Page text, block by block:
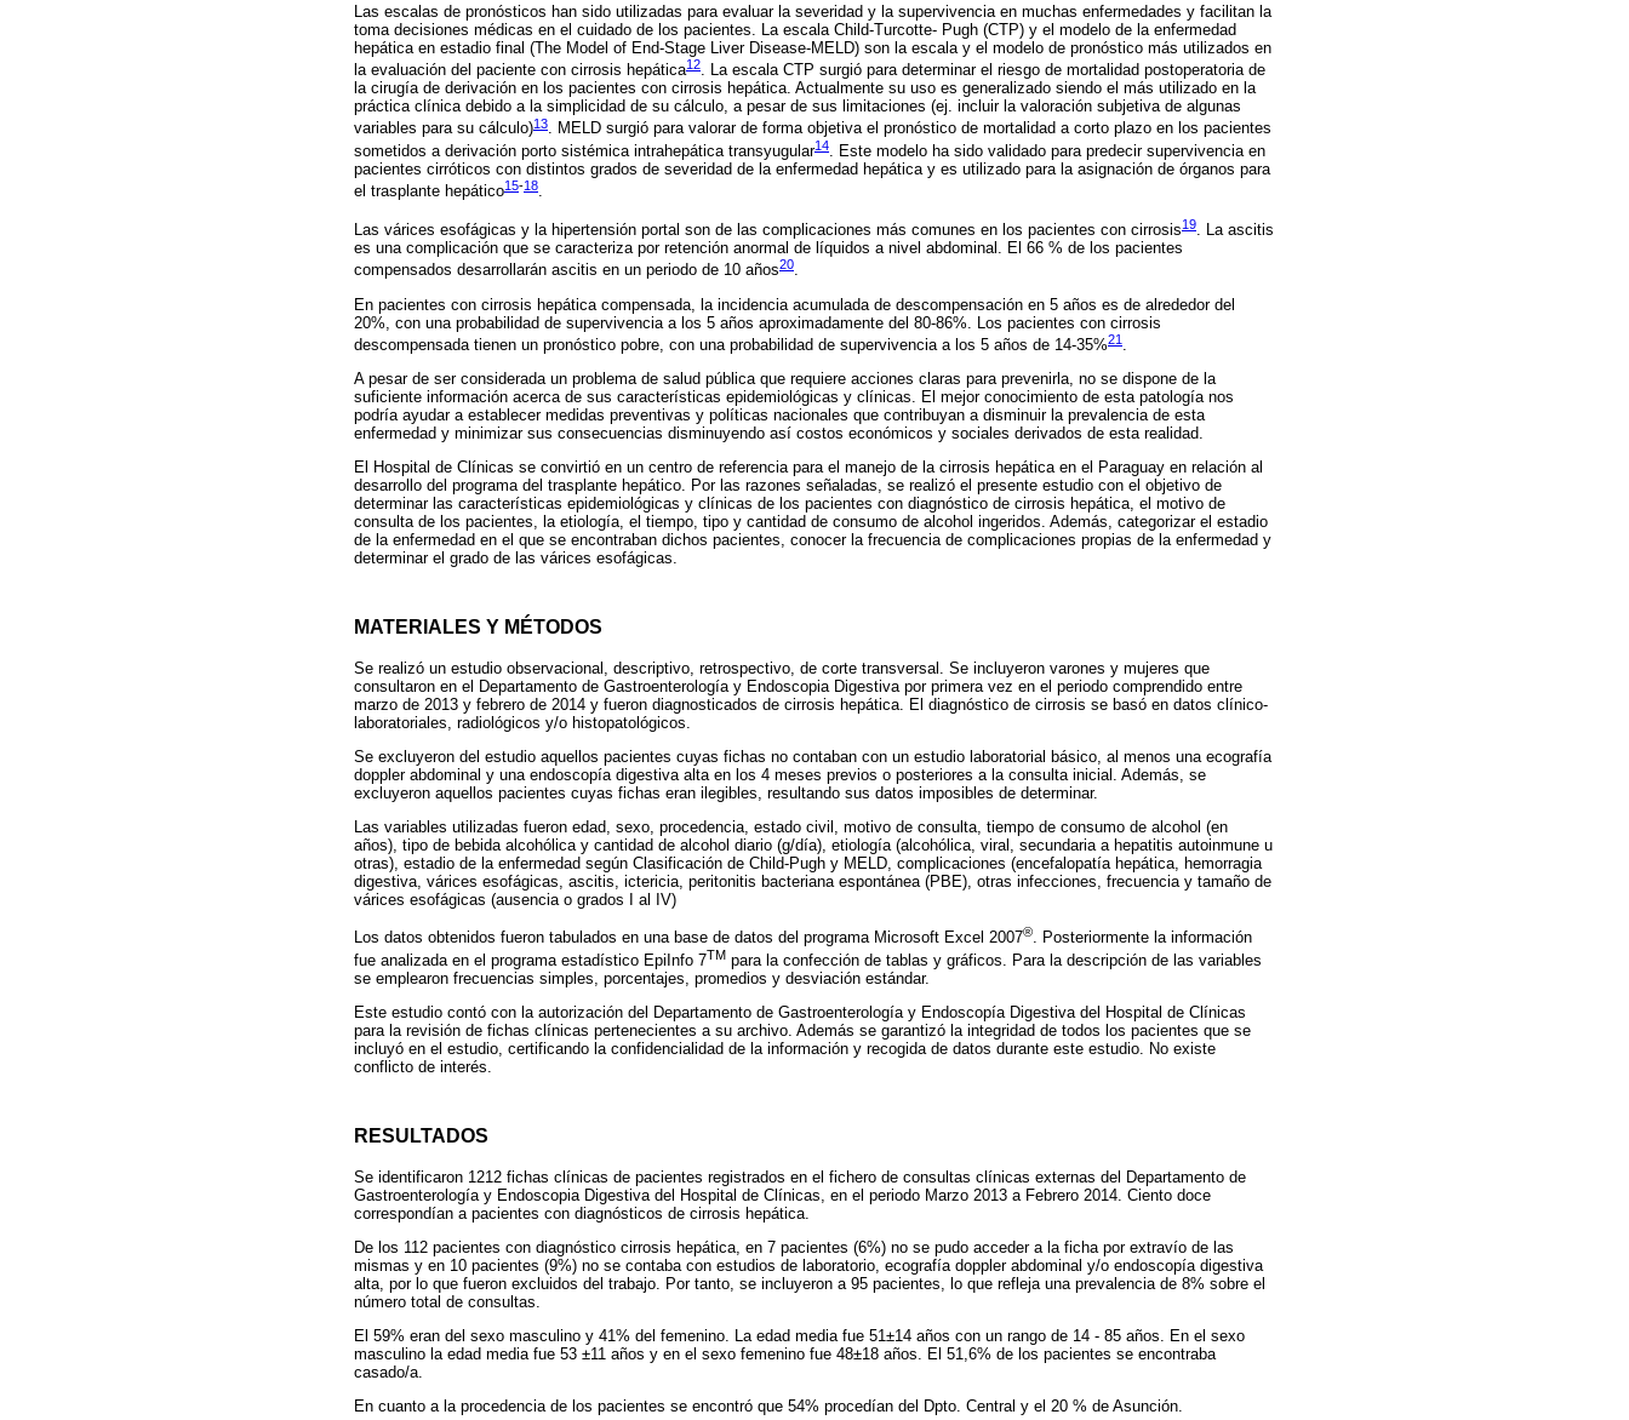
Las escalas de pronósticos han sido utilizadas para evaluar la severidad y la supervivencia en muchas enfermedades y facilitan la
toma decisiones médicas en el cuidado de los pacientes. La escala Child-Turcotte- Pugh (CTP) y el modelo de la enfermedad
hepática en estadio final (The Model of End-Stage Liver Disease-MELD) son la escala y el modelo de pronóstico más utilizados en
la evaluación del paciente con cirrosis hepática12. La escala CTP surgió para determinar el riesgo de mortalidad postoperatoria de
la cirugía de derivación en los pacientes con cirrosis hepática. Actualmente su uso es generalizado siendo el más utilizado en la
práctica clínica debido a la simplicidad de su cálculo, a pesar de sus limitaciones (ej. incluir la valoración subjetiva de algunas
variables para su cálculo)13. MELD surgió para valorar de forma objetiva el pronóstico de mortalidad a corto plazo en los pacientes
sometidos a derivación porto sistémica intrahepática transyugular14. Este modelo ha sido validado para predecir supervivencia en
pacientes cirróticos con distintos grados de severidad de la enfermedad hepática y es utilizado para la asignación de órganos para
el trasplante hepático15-18.
Las várices esofágicas y la hipertensión portal son de las complicaciones más comunes en los pacientes con cirrosis19. La ascitis
es una complicación que se caracteriza por retención anormal de líquidos a nivel abdominal. El 66 % de los pacientes
compensados desarrollarán ascitis en un periodo de 10 años20.
En pacientes con cirrosis hepática compensada, la incidencia acumulada de descompensación en 5 años es de alrededor del
20%, con una probabilidad de supervivencia a los 5 años aproximadamente del 80-86%. Los pacientes con cirrosis
descompensada tienen un pronóstico pobre, con una probabilidad de supervivencia a los 5 años de 14-35%21 .
A pesar de ser considerada un problema de salud pública que requiere acciones claras para prevenirla, no se dispone de la
suficiente información acerca de sus características epidemiológicas y clínicas. El mejor conocimiento de esta patología nos
podría ayudar a establecer medidas preventivas y políticas nacionales que contribuyan a disminuir la prevalencia de esta
enfermedad y minimizar sus consecuencias disminuyendo así costos económicos y sociales derivados de esta realidad.
El Hospital de Clínicas se convirtió en un centro de referencia para el manejo de la cirrosis hepática en el Paraguay en relación al
desarrollo del programa del trasplante hepático. Por las razones señaladas, se realizó el presente estudio con el objetivo de
determinar las características epidemiológicas y clínicas de los pacientes con diagnóstico de cirrosis hepática, el motivo de
consulta de los pacientes, la etiología, el tiempo, tipo y cantidad de consumo de alcohol ingeridos. Además, categorizar el estadio
de la enfermedad en el que se encontraban dichos pacientes, conocer la frecuencia de complicaciones propias de la enfermedad y
determinar el grado de las várices esofágicas.
MATERIALES Y MÉTODOS
Se realizó un estudio observacional, descriptivo, retrospectivo, de corte transversal. Se incluyeron varones y mujeres que
consultaron en el Departamento de Gastroenterología y Endoscopia Digestiva por primera vez en el periodo comprendido entre
marzo de 2013 y febrero de 2014 y fueron diagnosticados de cirrosis hepática. El diagnóstico de cirrosis se basó en datos clínico-
laboratoriales, radiológicos y/o histopatológicos.
Se excluyeron del estudio aquellos pacientes cuyas fichas no contaban con un estudio laboratorial básico, al menos una ecografía
doppler abdominal y una endoscopía digestiva alta en los 4 meses previos o posteriores a la consulta inicial. Además, se
excluyeron aquellos pacientes cuyas fichas eran ilegibles, resultando sus datos imposibles de determinar.
Las variables utilizadas fueron edad, sexo, procedencia, estado civil, motivo de consulta, tiempo de consumo de alcohol (en
años), tipo de bebida alcohólica y cantidad de alcohol diario (g/día), etiología (alcohólica, viral, secundaria a hepatitis autoinmune u
otras), estadio de la enfermedad según Clasificación de Child-Pugh y MELD, complicaciones (encefalopatía hepática, hemorragia
digestiva, várices esofágicas, ascitis, ictericia, peritonitis bacteriana espontánea (PBE), otras infecciones, frecuencia y tamaño de
várices esofágicas (ausencia o grados I al IV)
Los datos obtenidos fueron tabulados en una base de datos del programa Microsoft Excel 2007®. Posteriormente la información
fue analizada en el programa estadístico EpiInfo 7TM para la confección de tablas y gráficos. Para la descripción de las variables
se emplearon frecuencias simples, porcentajes, promedios y desviación estándar.
Este estudio contó con la autorización del Departamento de Gastroenterología y Endoscopía Digestiva del Hospital de Clínicas
para la revisión de fichas clínicas pertenecientes a su archivo. Además se garantizó la integridad de todos los pacientes que se
incluyó en el estudio, certificando la confidencialidad de la información y recogida de datos durante este estudio. No existe
conflicto de interés.
RESULTADOS
Se identificaron 1212 fichas clínicas de pacientes registrados en el fichero de consultas clínicas externas del Departamento de
Gastroenterología y Endoscopia Digestiva del Hospital de Clínicas, en el periodo Marzo 2013 a Febrero 2014. Ciento doce
correspondían a pacientes con diagnósticos de cirrosis hepática.
De los 112 pacientes con diagnóstico cirrosis hepática, en 7 pacientes (6%) no se pudo acceder a la ficha por extravío de las
mismas y en 10 pacientes (9%) no se contaba con estudios de laboratorio, ecografía doppler abdominal y/o endoscopía digestiva
alta, por lo que fueron excluidos del trabajo. Por tanto, se incluyeron a 95 pacientes, lo que refleja una prevalencia de 8% sobre el
número total de consultas.
El 59% eran del sexo masculino y 41% del femenino. La edad media fue 51±14 años con un rango de 14 - 85 años. En el sexo
masculino la edad media fue 53 ±11 años y en el sexo femenino fue 48±18 años. El 51,6% de los pacientes se encontraba
casado/a.
En cuanto a la procedencia de los pacientes se encontró que 54% procedían del Dpto. Central y el 20 % de Asunción.